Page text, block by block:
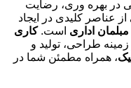
در بهره وری، رضایت
عناصر کلیدی در ایجاد
مبلمان اداری است.کاری
در زمینه طراحی، تولید و
، همراه مطمئن شما در